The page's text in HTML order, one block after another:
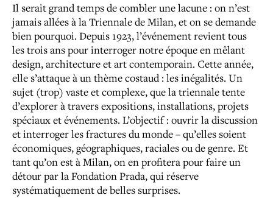
Il serait grand temps de combler une lacune : on n’est
jamais allées à la Triennale de Milan, et on se demande
bien pourquoi. Depuis 1923, l’événement revient tous
les trois ans pour interroger notre époque en mêlant
design, architecture et art contemporain. Cette année,
elle s’attaque à un thème costaud : les inégalités. Un
sujet (trop) vaste et complexe, que la triennale tente
d’explorer à travers expositions, installations, projets
spéciaux et événements. L’objectif : ouvrir la discussion
et interroger les fractures du monde – qu’elles soient
économiques, géographiques, raciales ou de genre. Et
tant qu’on est à Milan, on en profitera pour faire un
détour par la Fondation Prada, qui réserve
systématiquement de belles surprises.